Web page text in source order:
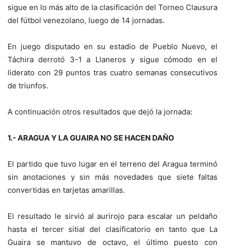
sigue en lo más alto de la clasificación del Torneo Clausura
del fútbol venezolano, luego de 14 jornadas.
En juego disputado en su estadio de Pueblo Nuevo, el
Táchira derrotó 3-1 a Llaneros y sigue cómodo en el
liderato con 29 puntos tras cuatro semanas consecutivos
de triunfos.
A continuación otros resultados que dejó la jornada:
1.- ARAGUA Y LA GUAIRA NO SE HACEN DAÑO
El partido que tuvo lugar en el terreno del Aragua terminó
sin anotaciones y sin más novedades que siete faltas
convertidas en tarjetas amarillas.
El resultado le sirvió al aurirojo para escalar un peldaño
hasta el tercer sitial del clasificatorio en tanto que La
Guaira se mantuvo de octavo, el último puesto con